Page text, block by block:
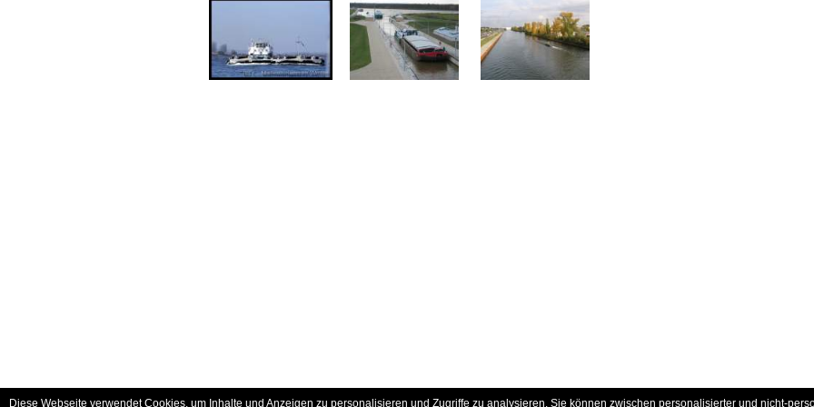
Diese Webseite verwendet Cookies, um Inhalte und Anzeigen zu personalisieren und Zugriffe zu analysieren. Sie können zwischen personalisierter und nicht-